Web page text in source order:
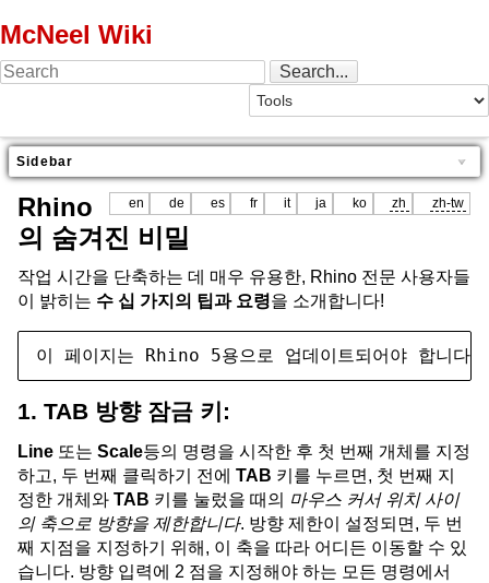
McNeel Wiki
Sidebar
en de es fr it ja ko zh zh-tw
Rhino
의 숨겨진 비밀
작업 시간을 단축하는 데 매우 유용한, Rhino 전문 사용자들
이 밝히는 수 십 가지의 팁과 요령을 소개합니다!
이 페이지는 Rhino 5용으로 업데이트되어야 합니다.
1. TAB 방향 잠금 키:
Line 또는 Scale등의 명령을 시작한 후 첫 번째 개체를 지정
하고, 두 번째 클릭하기 전에 TAB 키를 누르면, 첫 번째 지
정한 개체와 TAB 키를 눌렀을 때의 마우스 커서 위치 사이
의 축으로 방향을 제한합니다. 방향 제한이 설정되면, 두 번
째 지점을 지정하기 위해, 이 축을 따라 어디든 이동할 수 있
습니다. 방향 입력에 2 점을 지정해야 하는 모든 명령에서